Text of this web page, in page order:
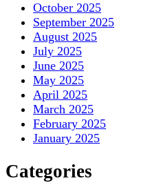
October 2025
September 2025
August 2025
July 2025
June 2025
May 2025
April 2025
March 2025
February 2025
January 2025
Categories